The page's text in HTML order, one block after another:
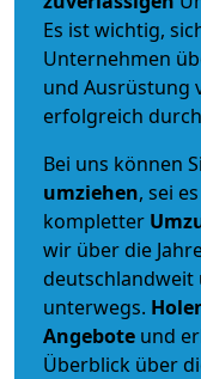
Es ist wichtig,
Unternehmen
und Ausrüstung
erfolgreich
Bei uns können
umziehen, sei
kompletter
wir über die
unterwegs.
Angebote und
Überblick über